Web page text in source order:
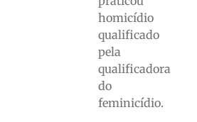
homicídio
qualificado
pela
qualificadora
do
feminicídio.